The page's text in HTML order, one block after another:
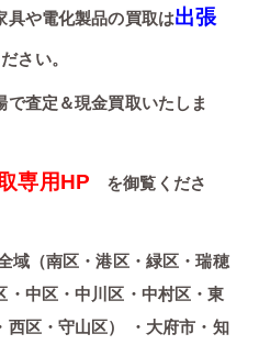
具や電化製品の買取は出張
さい。
査定＆現金買取いたしま
専用HP を御覧くださ
域（南区・港区・緑区・瑞穂
・中区・中川区・中村区・東
西区・守山区） ・大府市・知